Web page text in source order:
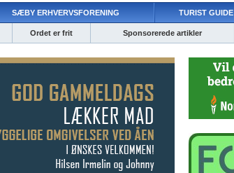
SÆBY ERHVERVSFORENING TURIST GUIDE
Ordet er frit Sponsorerede artikler